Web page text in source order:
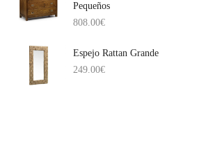
Pequeños
808.00€
Espejo Rattan Grande
249.00€